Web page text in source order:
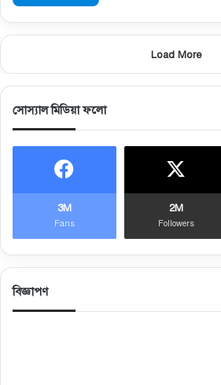
Load More
সোস্যাল মিডিয়া ফলো
3M
Fans
2M
Followers
বিজ্ঞাপণ